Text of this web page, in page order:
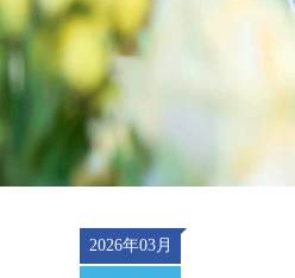
2026年03月